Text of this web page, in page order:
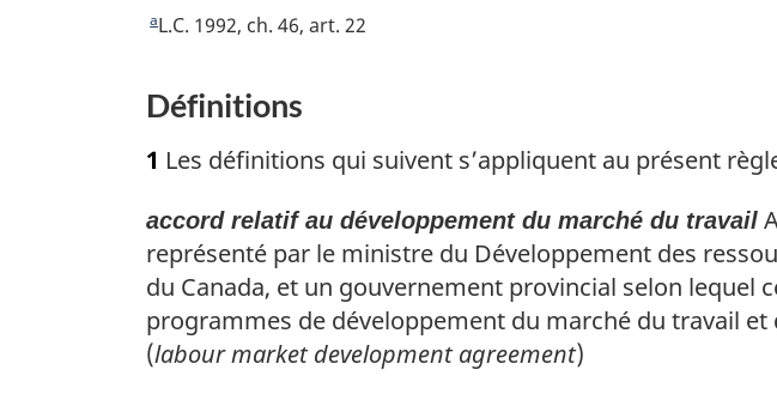
R
o
u
r
l
a
r
é
f
aL.C. 1992, ch. 46, art. 22
Définitions
1 Les définitions qui suivent s’appliquent au présent
accord relatif au développement du marché du travail
représenté par le ministre du Développement des
du Canada, et un gouvernement provincial selon lequel
programmes de développement du marché du travail
(labour market development agreement)